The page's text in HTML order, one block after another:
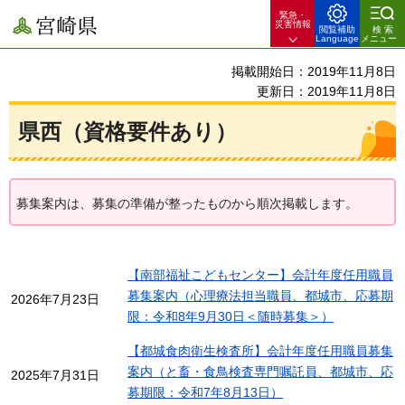
宮崎県
緊急・
災害情報
閲覧補助
Language
検索
メニュー
掲載開始日：2019年11月8日
更新日：2019年11月8日
県西（資格要件あり）
募集案内は、募集の準備が整ったものから順次掲載します。
2026年7月23日
【南部福祉こどもセンター】会計年度任用職員
募集案内（心理療法担当職員、都城市、応募期
限：令和8年9月30日＜随時募集＞）
2025年7月31日
【都城食肉衛生検査所】会計年度任用職員募集
案内（と畜・食鳥検査専門嘱託員、都城市、応
募期限：令和7年8月13日）